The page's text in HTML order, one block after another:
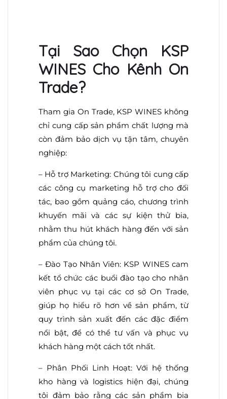
Tại Sao Chọn KSP
WINES Cho Kênh On
Trade?
Tham gia On Trade, KSP WINES không
chỉ cung cấp sản phẩm chất lượng mà
còn đảm bảo dịch vụ tận tâm, chuyên
nghiệp:
– Hỗ trợ Marketing: Chúng tôi cung cấp
các công cụ marketing hỗ trợ cho đối
tác, bao gồm quảng cáo, chương trình
khuyến mãi và các sự kiện thử bia,
nhằm thu hút khách hàng đến với sản
phẩm của chúng tôi.
– Đào Tạo Nhân Viên: KSP WINES cam
kết tổ chức các buổi đào tạo cho nhân
viên phục vụ tại các cơ sở On Trade,
giúp họ hiểu rõ hơn về sản phẩm, từ
quy trình sản xuất đến các đặc điểm
nổi bật, để có thể tư vấn và phục vụ
khách hàng một cách tốt nhất.
– Phân Phối Linh Hoạt: Với hệ thống
kho hàng và logistics hiện đại, chúng
tôi đảm bảo rằng các sản phẩm bia